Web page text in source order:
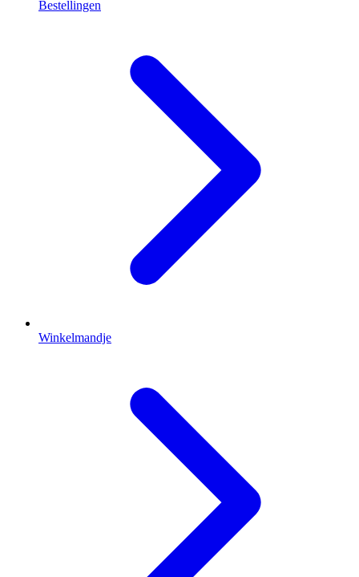
Bestellingen
Winkelmandje